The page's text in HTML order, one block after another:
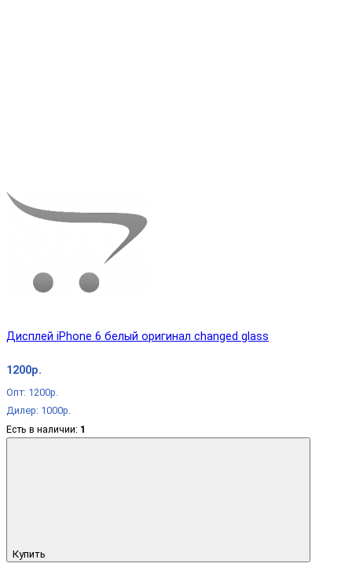
Дисплей iPhone 6 белый оригинал changed glass
1200р.
Опт: 1200р.
Дилер: 1000р.
Есть в наличии: 1
Купить